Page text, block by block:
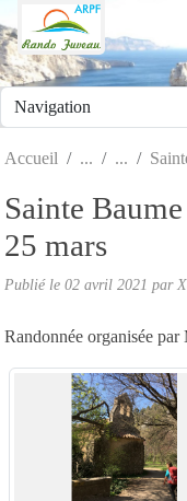
Accueil
Sainte
25 mars
Publié le 02 avril 2021 par
Randonnée organisée
Panneau de gestion des